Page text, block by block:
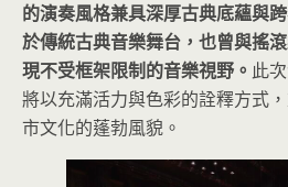
的演奏風格兼具深厚古典底蘊與
於傳統古典音樂舞台，也曾與搖
現不受框架限制的音樂視野。 此
將以充滿活力與色彩的詮釋方式
市文化的蓬勃風貌。